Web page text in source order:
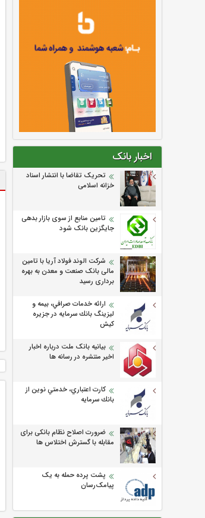
اخبار بانک
تحریک تقاضا با انتشار اسناد
خزانه اسلامی
تامین منابع از سوی بازار بدهی
جایگزین بانک شود
شرکت الوند فولاد آریا با تامین
مالی بانک صنعت و معدن به بهره
برداری رسید
ارائه خدمات صرافي، بيمه و
ليزينگ بانك سرمايه در جزيره
كيش
بیانیه بانک ملت درباره اخبار
اخیر منتشره در رسانه ها
كارت اعتباري، خدمتي نوين از
بانك سرمايه
ضرورت اصلاح نظام بانکی برای
مقابله با گسترش اختلاس ها
پشت پرده حمله به یک
پیامک‌رسان